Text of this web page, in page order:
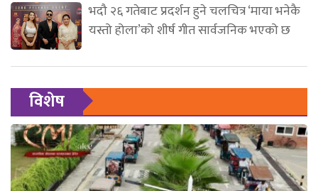
भदौ २६ गतेबाट प्रदर्शन हुने चलचित्र ‘माया भनेकै
यस्तो होला’को शीर्ष गीत सार्वजनिक भएको छ
विशेष